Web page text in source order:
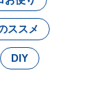
ススメ
DIY